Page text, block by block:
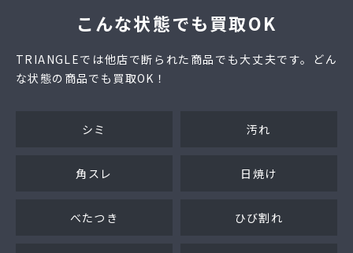
こんな状態でも買取OK
TRIANGLEでは他店で断られた商品でも大丈夫です。どん
な状態の商品でも買取OK！
シミ 汚れ
角スレ 日焼け
べたつき ひび割れ